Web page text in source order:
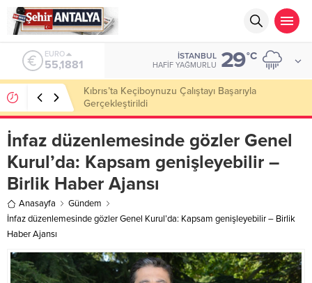
ALTIN
6.660,55
İSTANBUL
HAFIF YAĞMURLU 29°C
LGS’de 500 Tam Puan, YKS’de İlk 1000 Başarısı:
Doğru Cevap Eğitim Kurumları Zirvede
İnfaz düzenlemesinde gözler Genel
Kurul’da: Kapsam genişleyebilir –
Birlik Haber Ajansı
Anasayfa
Gündem
İnfaz düzenlemesinde gözler Genel Kurul’da: Kapsam genişleyebilir – Birlik
Haber Ajansı